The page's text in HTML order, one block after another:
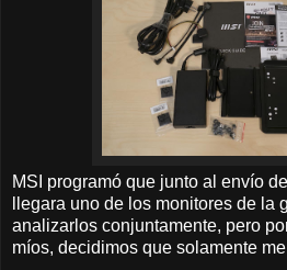
MSI programó que junto al envío
llegara uno de los monitores de la
analizarlos conjuntamente, pero
míos, decidimos que solamente